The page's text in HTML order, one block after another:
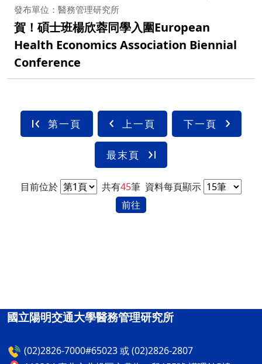
發布單位：醫務管理研究所
賀！碩士班楊欣蓉同學入圍European
Health Economics Association Biennial
Conference
第一頁 上一頁 下一頁
最末頁
目前位於 共有45筆 資料每頁顯示
前往
國立陽明交通大學醫務管理研究所
(02)2826-7000#65023 或 (02)2826-2807